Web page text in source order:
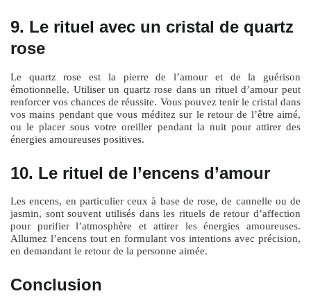
9. Le rituel avec un cristal de quartz
rose
Le quartz rose est la pierre de l’amour et de la guérison
émotionnelle. Utiliser un quartz rose dans un rituel d’amour peut
renforcer vos chances de réussite. Vous pouvez tenir le cristal dans
vos mains pendant que vous méditez sur le retour de l’être aimé,
ou le placer sous votre oreiller pendant la nuit pour attirer des
énergies amoureuses positives.
10. Le rituel de l’encens d’amour
Les encens, en particulier ceux à base de rose, de cannelle ou de
jasmin, sont souvent utilisés dans les rituels de retour d’affection
pour purifier l’atmosphère et attirer les énergies amoureuses.
Allumez l’encens tout en formulant vos intentions avec précision,
en demandant le retour de la personne aimée.
Conclusion